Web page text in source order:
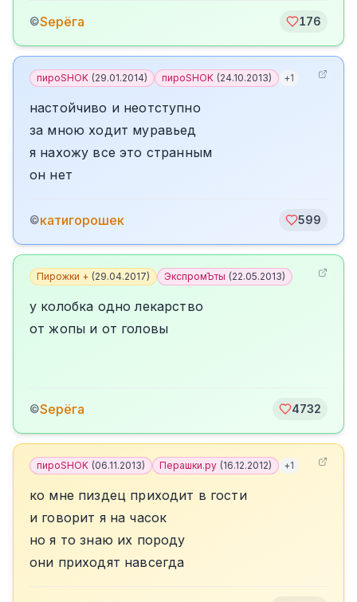
©Sерёга 176
пироSHOK (29.01.2014) пироSHOK (24.10.2013) +1
настойчиво и неотступно
за мною ходит муравьед
я нахожу все это странным
он нет
©катигорошек 599
Пирожки + (29.04.2017) ЭкспромЪты (22.05.2013)
у колобка одно лекарство
от жопы и от головы
©Sерёга 4732
пироSHOK (06.11.2013) Перашки.ру (16.12.2012) +1
ко мне пиздец приходит в гости
и говорит я на часок
но я то знаю их породу
они приходят навсегда